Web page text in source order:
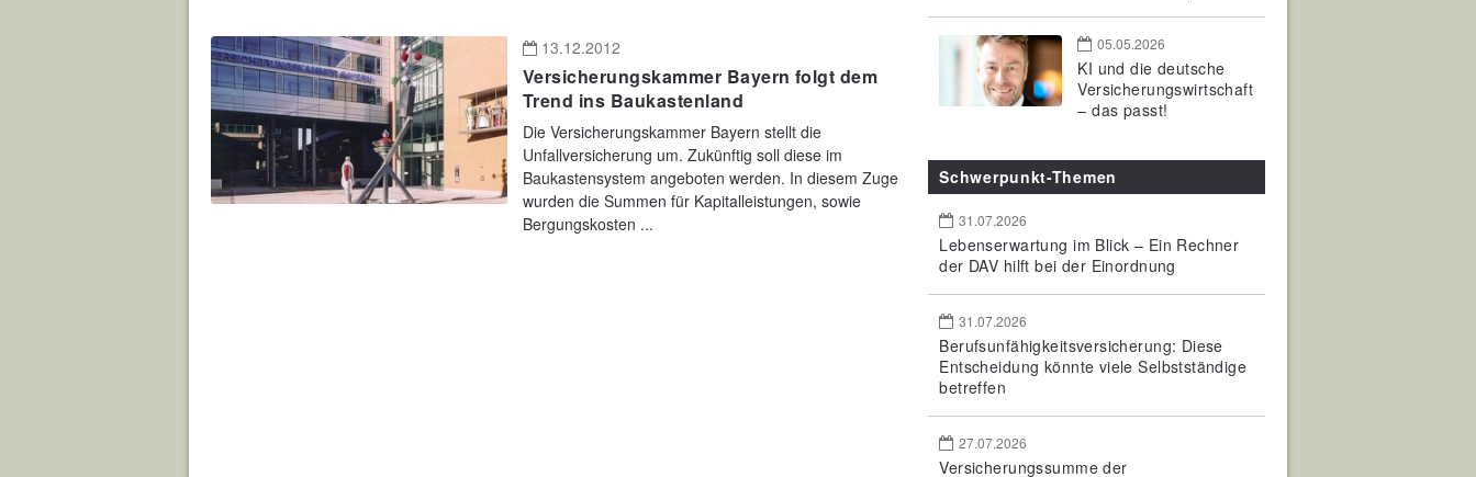
13.12.2012
Versicherungskammer Bayern folgt dem
Trend ins Baukastenland
Die Versicherungskammer Bayern stellt die
Unfallversicherung um. Zukünftig soll diese im
Baukastensystem angeboten werden. In diesem Zuge
wurden die Summen für Kapitalleistungen, sowie
Bergungskosten ...
05.05.2026
KI und die deutsche
Versicherungswirtschaft
– das passt!
Schwerpunkt-Themen
31.07.2026
Lebenserwartung im Blick – Ein Rechner
der DAV hilft bei der Einordnung
31.07.2026
Berufsunfähigkeitsversicherung: Diese
Entscheidung könnte viele Selbstständige
betreffen
27.07.2026
Versicherungssumme der